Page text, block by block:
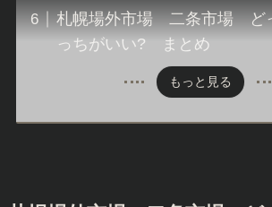
札幌場外市場 二条市場 ど
っちがいい? まとめ
もっと見る